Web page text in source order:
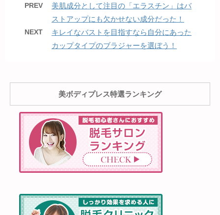
PREV
美肌成分として注目の「エラスチン」はバ
ストアップにも欠かせない成分だった！
NEXT
キレイなバストを目指すなら自分にあった
カップタイプのブラジャーを選ぼう！
美ボディプレス特選ランキング